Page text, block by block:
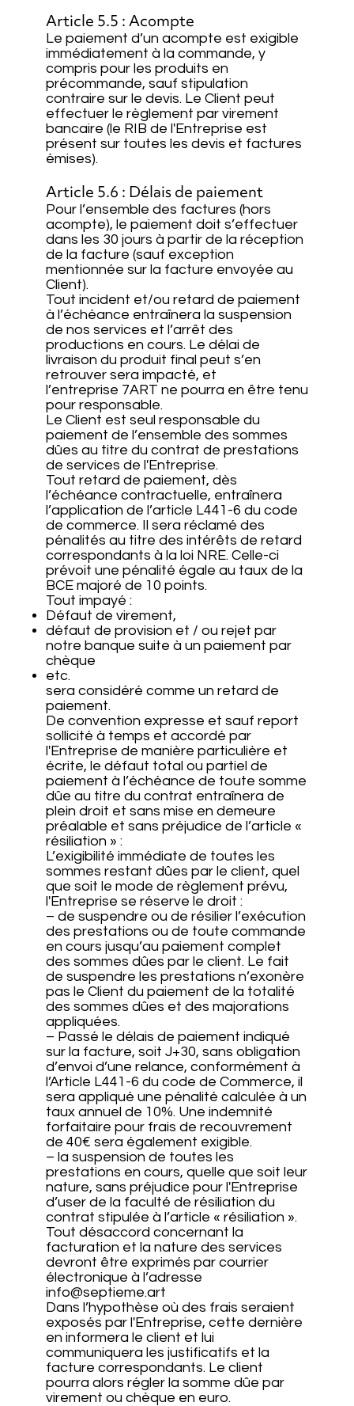
Article 5.5 : Acompte
Le paiement d’un acompte est exigible
immédiatement à la commande, y
compris pour les produits en
précommande, sauf stipulation
contraire sur le devis. Le Client peut
effectuer le règlement par virement
bancaire (le RIB de l'Entreprise est
présent sur toutes les devis et factures
émises).
Article 5.6 : Délais de paiement
Pour l’ensemble des factures (hors
acompte), le paiement doit s’effectuer
dans les 30 jours à partir de la réception
de la facture (sauf exception
mentionnée sur la facture envoyée au
Client).
Tout incident et/ou retard de paiement
à l’échéance entraînera la suspension
de nos services et l’arrêt des
productions en cours. Le délai de
livraison du produit final peut s’en
retrouver sera impacté, et
l’entreprise 7ART ne pourra en être tenu
pour responsable.
Le Client est seul responsable du
paiement de l’ensemble des sommes
dûes au titre du contrat de prestations
de services de l'Entreprise.
Tout retard de paiement, dès
l’échéance contractuelle, entraînera
l’application de l’article L441-6 du code
de commerce. Il sera réclamé des
pénalités au titre des intérêts de retard
correspondants à la loi NRE. Celle-ci
prévoit une pénalité égale au taux de la
BCE majoré de 10 points.
Tout impayé :
Défaut de virement,
défaut de provision et / ou rejet par
notre banque suite à un paiement par
chèque
etc.
sera considéré comme un retard de
paiement.
De convention expresse et sauf report
sollicité à temps et accordé par
l'Entreprise de manière particulière et
écrite, le défaut total ou partiel de
paiement à l’échéance de toute somme
dûe au titre du contrat entraînera de
plein droit et sans mise en demeure
préalable et sans préjudice de l’article «
résiliation » :
L’exigibilité immédiate de toutes les
sommes restant dûes par le client, quel
que soit le mode de règlement prévu,
l'Entreprise se réserve le droit :
– de suspendre ou de résilier l’exécution
des prestations ou de toute commande
en cours jusqu’au paiement complet
des sommes dûes par le client. Le fait
de suspendre les prestations n’exonère
pas le Client du paiement de la totalité
des sommes dûes et des majorations
appliquées.
– Passé le délais de paiement indiqué
sur la facture, soit J+30, sans obligation
d’envoi d’une relance, conformément à
l’Article L441-6 du code de Commerce, il
sera appliqué une pénalité calculée à un
taux annuel de 10%. Une indemnité
forfaitaire pour frais de recouvrement
de 40€ sera également exigible.
– la suspension de toutes les
prestations en cours, quelle que soit leur
nature, sans préjudice pour l'Entreprise
d’user de la faculté de résiliation du
contrat stipulée à l’article « résiliation ».
Tout désaccord concernant la
facturation et la nature des services
devront être exprimés par courrier
électronique à l’adresse
info@septieme.art
Dans l’hypothèse où des frais seraient
exposés par l'Entreprise, cette dernière
en informera le client et lui
communiquera les justificatifs et la
facture correspondants. Le client
pourra alors régler la somme dûe par
virement ou chèque en euro.